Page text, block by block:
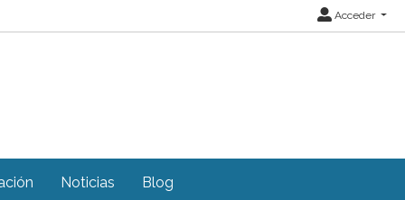
Acceder
Noticias Blog